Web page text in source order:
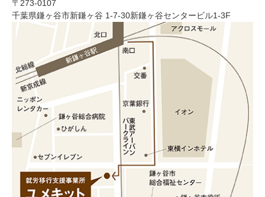
〒273-0107
千葉県鎌ヶ谷市新鎌ヶ谷 1-7-30新鎌ヶ谷センタービル1-3F